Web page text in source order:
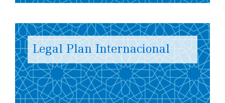
Legal Plan Internacional